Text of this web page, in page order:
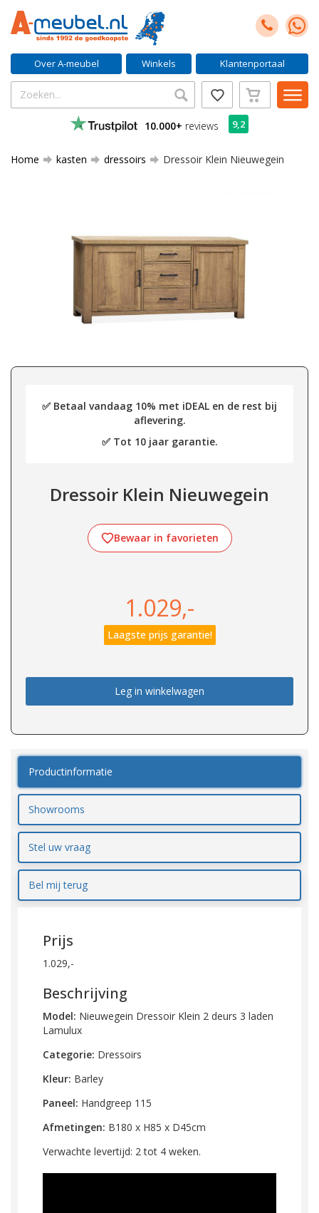
Over A-meubel Winkels Klantenportaal
10.000+ reviews 9,2
Home kasten dressoirs Dressoir Klein Nieuwegein
✅ Betaal vandaag 10% met iDEAL en de rest bij
aflevering.
✅ Tot 10 jaar garantie.
Dressoir Klein Nieuwegein
Bewaar in favorieten
1.029,-
Laagste prijs garantie!
Leg in winkelwagen
Productinformatie
Showrooms
Stel uw vraag
Bel mij terug
Prijs
1.029,-
Beschrijving
Model: Nieuwegein Dressoir Klein 2 deurs 3 laden
Lamulux
Categorie: Dressoirs
Kleur: Barley
Paneel: Handgreep 115
Afmetingen: B180 x H85 x D45cm
Verwachte levertijd: 2 tot 4 weken.